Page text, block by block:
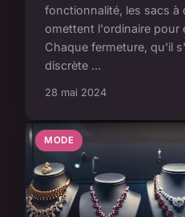
fonctionnalité, les sacs à
omettent l'ordinaire pour
Chaque fermeture, qu'il
discrète ...
28 mai 2024
MODE